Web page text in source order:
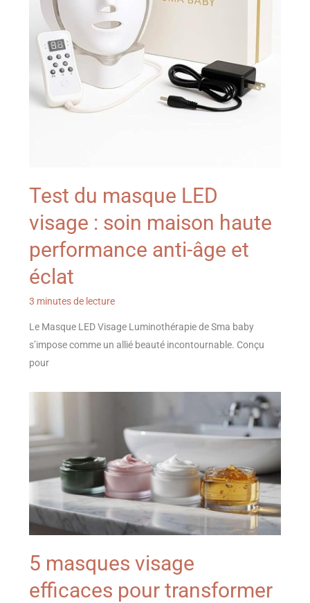
Test du masque LED
visage : soin maison haute
performance anti-âge et
éclat
3 minutes de lecture
Le Masque LED Visage Luminothérapie de Sma baby
s’impose comme un allié beauté incontournable. Conçu
pour
5 masques visage
efficaces pour transformer